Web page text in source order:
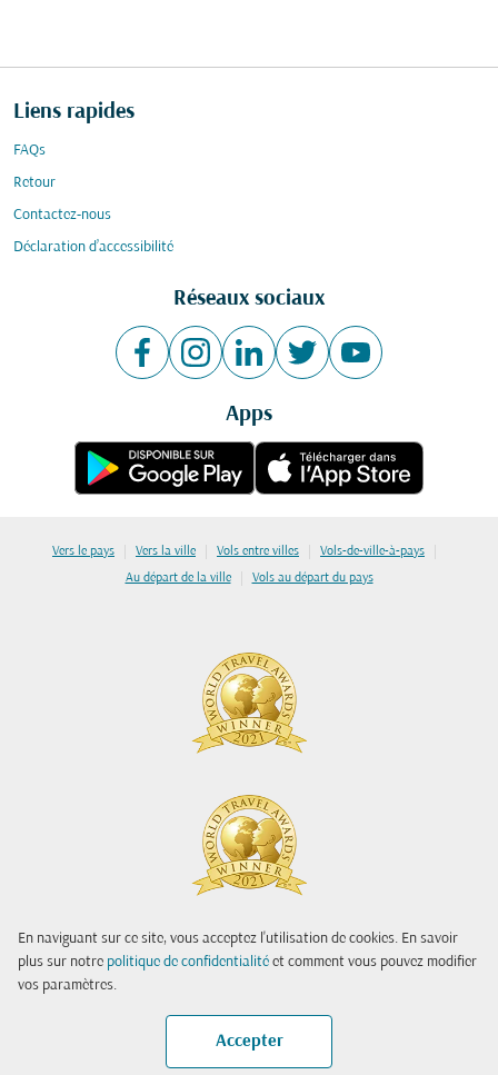
En naviguant sur ce site, vous acceptez l'utilisation de cookies. En savoir
plus sur notre politique de confidentialité et comment vous pouvez modifier
vos paramètres.
Accepter
Liens rapides
FAQs
Retour
Contactez-nous
Déclaration d’accessibilité
Réseaux sociaux
Apps
Vers le pays | Vers la ville | Vols entre villes | Vols-de-ville-à-pays |
Au départ de la ville | Vols au départ du pays